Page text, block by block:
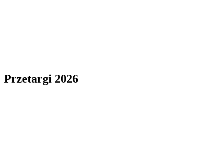
Przetargi 2026